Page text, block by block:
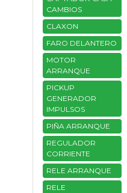
CAMBIOS
CLAXON
FARO DELANTERO
MOTOR
ARRANQUE
PICKUP
GENERADOR
IMPULSOS
PIÑA ARRANQUE
REGULADOR
CORRIENTE
RELE ARRANQUE
RELE